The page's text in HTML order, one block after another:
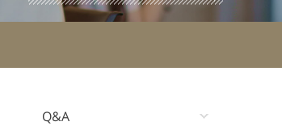
Q&A